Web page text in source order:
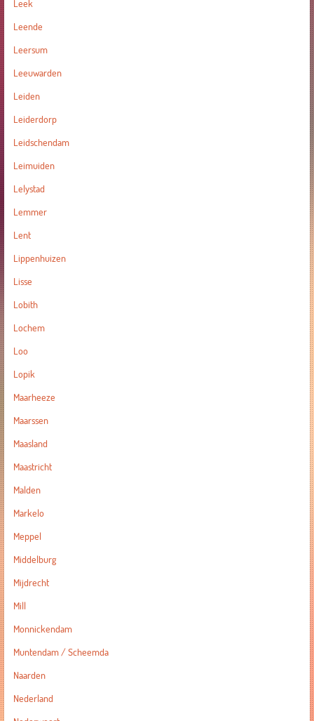
Leek
Leende
Leersum
Leeuwarden
Leiden
Leiderdorp
Leidschendam
Leimuiden
Lelystad
Lemmer
Lent
Lippenhuizen
Lisse
Lobith
Lochem
Loo
Lopik
Maarheeze
Maarssen
Maasland
Maastricht
Malden
Markelo
Meppel
Middelburg
Mijdrecht
Mill
Monnickendam
Muntendam / Scheemda
Naarden
Nederland